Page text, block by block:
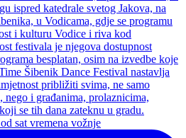
sat vremena vožnje